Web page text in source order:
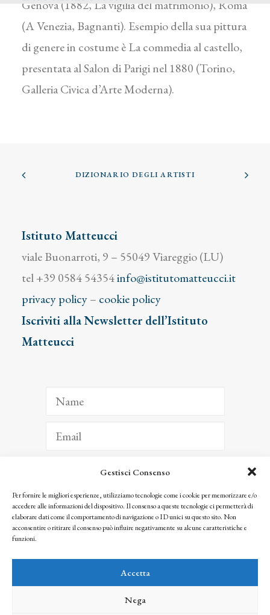
Gestisci Consenso
Per fornire le migliori esperienze, utilizziamo tecnologie come i cookie per memorizzare e/o
accedere alle informazioni del dispositivo. Il consenso a queste tecnologie ci permetterà di
elaborare dati come il comportamento di navigazione o ID unici su questo sito. Non
acconsentire o ritirare il consenso può influire negativamente su alcune caratteristiche e
funzioni.
Accetta
Nega
Genova (1882, La vigilia del matrimonio), Roma
(A Venezia, Bagnanti). Esempio della sua pittura
di genere in costume è La commedia al castello,
presentata al Salon di Parigi nel 1880 (Torino,
Galleria Civica d’Arte Moderna).
DIZIONARIO DEGLI ARTISTI
Istituto Matteucci
viale Buonarroti, 9 – 55049 Viareggio (LU)
tel +39 0584 54354info@istitutomatteucci.it
privacy policy– cookie policy
Iscriviti alla Newsletter dell’Istituto
Matteucci
ISCRIVITI
Facendo clic per iscriverti, riconosci che le tue informazioni saranno trattate
seguendo la nostra Privacy Policy
© 2025 Istituto Matteucci. All right reserved
l’autorizzazione scritta dei proprietari dei diritti e dell’Istituto Matteucci